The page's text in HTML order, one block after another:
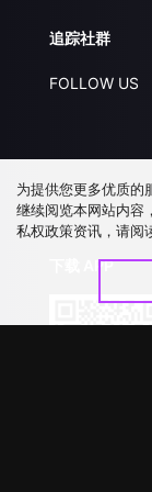
追踪社群
FOLLOW US
下载 APP
为提供您更多优质的
继续阅览本网站内容
私权政策资讯，请阅